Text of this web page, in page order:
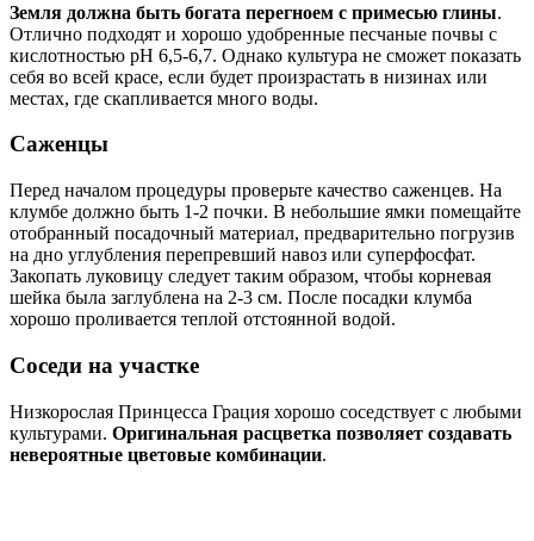
Земля должна быть богата перегноем с примесью глины.
Отлично подходят и хорошо удобренные песчаные почвы с
кислотностью pH 6,5-6,7. Однако культура не сможет показать
себя во всей красе, если будет произрастать в низинах или
местах, где скапливается много воды.
Саженцы
Перед началом процедуры проверьте качество саженцев. На
клумбе должно быть 1-2 почки. В небольшие ямки помещайте
отобранный посадочный материал, предварительно погрузив
на дно углубления перепревший навоз или суперфосфат.
Закопать луковицу следует таким образом, чтобы корневая
шейка была заглублена на 2-3 см. После посадки клумба
хорошо проливается теплой отстоянной водой.
Соседи на участке
Низкорослая Принцесса Грация хорошо соседствует с любыми
культурами. Оригинальная расцветка позволяет создавать
невероятные цветовые комбинации.